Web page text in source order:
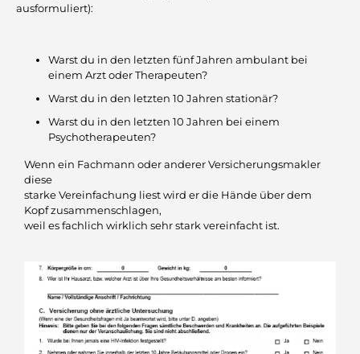
ausformuliert):
Warst du in den letzten fünf Jahren ambulant bei
einem Arzt oder Therapeuten?
Warst du in den letzten 10 Jahren stationär?
Warst du in den letzten 10 Jahren bei einem
Psychotherapeuten?
Wenn ein Fachmann oder anderer Versicherungsmakler
diese
starke Vereinfachung liest wird er die Hände über dem
Kopf zusammenschlagen,
weil es fachlich wirklich sehr stark vereinfacht ist.